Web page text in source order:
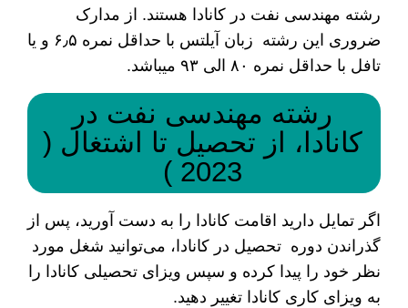
رشته مهندسی نفت در کانادا هستند. از مدارک
ضروری این رشته زبان آیلتس با حداقل نمره ۶٫۵ و یا
تافل با حداقل نمره ۸۰ الی ۹۳ می­باشد.
رشته مهندسی نفت در
کانادا، از تحصیل تا اشتغال (
2023 )
اگر تمایل دارید اقامت کانادا را به دست آورید، پس از
گذراندن دوره تحصیل در کانادا، می‌توانید شغل مورد
نظر خود را پیدا کرده و سپس ویزای تحصیلی کانادا را
به ویزای کاری کانادا تغییر دهید.